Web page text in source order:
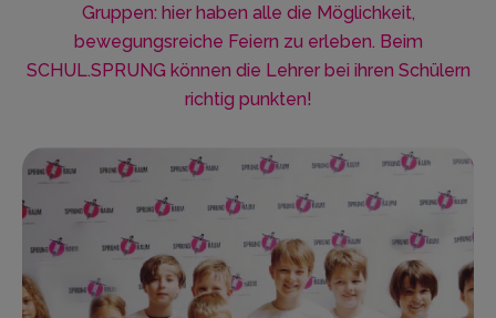
Gruppen: hier haben alle die Möglichkeit,
bewegungsreiche Feiern zu erleben. Beim
SCHUL.SPRUNG können die Lehrer bei ihren Schülern
richtig punkten!